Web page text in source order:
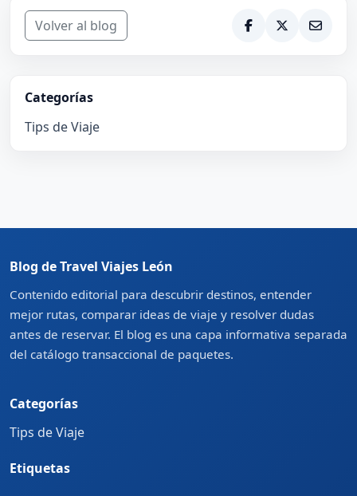
Volver al blog
Categorías
Tips de Viaje
Blog de Travel Viajes León
Contenido editorial para descubrir destinos, entender
mejor rutas, comparar ideas de viaje y resolver dudas
antes de reservar. El blog es una capa informativa separada
del catálogo transaccional de paquetes.
Categorías
Tips de Viaje
Etiquetas